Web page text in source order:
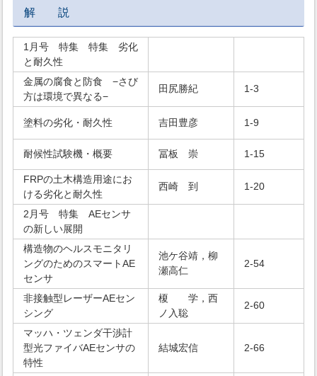
解 説
1月号 特集 特集 劣化
と耐久性
金属の腐食と防食 −さび
方は環境で異なる−
田尻勝紀 1-3
塗料の劣化・耐久性 吉田豊彦 1-9
耐候性試験機・概要 冨板 崇 1-15
FRPの土木構造用途にお
ける劣化と耐久性
西崎 到 1-20
2月号 特集 AEセンサ
の新しい展開
構造物のヘルスモニタリ
ングのためのスマートAE
センサ
池ケ谷靖，柳
瀬高仁
2-54
非接触型レーザーAEセン
シング
榎 学，西
ノ入聡
2-60
マッハ・ツェンダ干渉計
型光ファイバAEセンサの
特性
結城宏信 2-66